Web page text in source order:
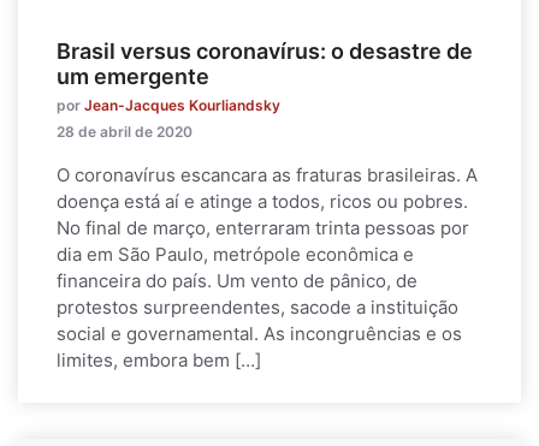
Brasil versus coronavírus: o desastre de
um emergente
por Jean-Jacques Kourliandsky
28 de abril de 2020
O coronavírus escancara as fraturas brasileiras. A
doença está aí e atinge a todos, ricos ou pobres.
No final de março, enterraram trinta pessoas por
dia em São Paulo, metrópole econômica e
financeira do país. Um vento de pânico, de
protestos surpreendentes, sacode a instituição
social e governamental. As incongruências e os
limites, embora bem […]